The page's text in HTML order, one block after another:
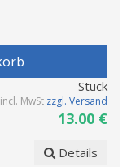
Stück
incl. MwSt zzgl. Versand
13.00 €
Details